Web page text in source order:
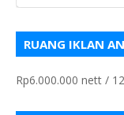
RUANG IKLAN
Rp6.000.000 nett /